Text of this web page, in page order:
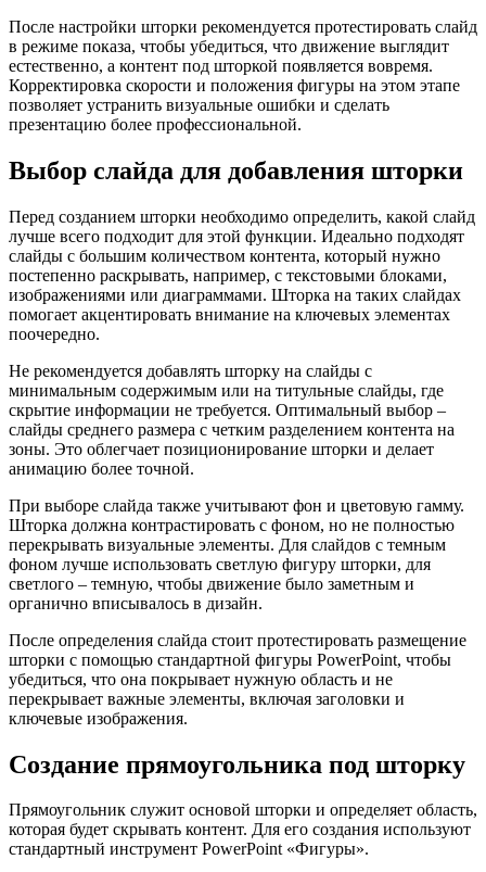
После настройки шторки рекомендуется протестировать слайд
в режиме показа, чтобы убедиться, что движение выглядит
естественно, а контент под шторкой появляется вовремя.
Корректировка скорости и положения фигуры на этом этапе
позволяет устранить визуальные ошибки и сделать
презентацию более профессиональной.
Выбор слайда для добавления шторки
Перед созданием шторки необходимо определить, какой слайд
лучше всего подходит для этой функции. Идеально подходят
слайды с большим количеством контента, который нужно
постепенно раскрывать, например, с текстовыми блоками,
изображениями или диаграммами. Шторка на таких слайдах
помогает акцентировать внимание на ключевых элементах
поочередно.
Не рекомендуется добавлять шторку на слайды с
минимальным содержимым или на титульные слайды, где
скрытие информации не требуется. Оптимальный выбор –
слайды среднего размера с четким разделением контента на
зоны. Это облегчает позиционирование шторки и делает
анимацию более точной.
При выборе слайда также учитывают фон и цветовую гамму.
Шторка должна контрастировать с фоном, но не полностью
перекрывать визуальные элементы. Для слайдов с темным
фоном лучше использовать светлую фигуру шторки, для
светлого – темную, чтобы движение было заметным и
органично вписывалось в дизайн.
После определения слайда стоит протестировать размещение
шторки с помощью стандартной фигуры PowerPoint, чтобы
убедиться, что она покрывает нужную область и не
перекрывает важные элементы, включая заголовки и
ключевые изображения.
Создание прямоугольника под шторку
Прямоугольник служит основой шторки и определяет область,
которая будет скрывать контент. Для его создания используют
стандартный инструмент PowerPoint «Фигуры».